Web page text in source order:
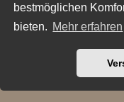
bestmöglichen
bieten. Mehr erfahren